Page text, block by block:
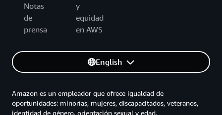
Notas
de
prensa
y
equidad
en AWS
English
Amazon es un empleador que ofrece igualdad de
oportunidades: minorías, mujeres, discapacitados, veteranos,
identidad de género, orientación sexual y edad.